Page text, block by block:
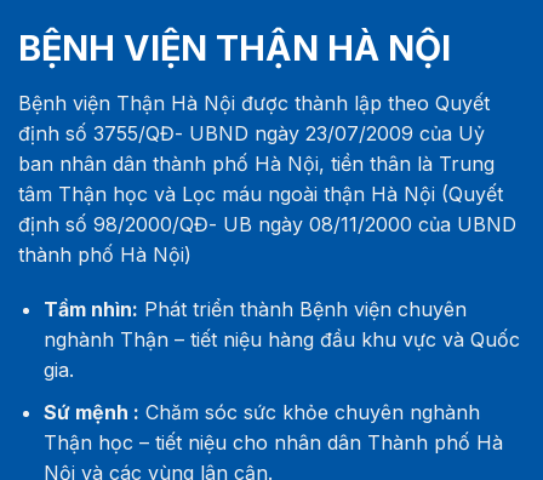
BỆNH VIỆN THẬN HÀ NỘI
Bệnh viện Thận Hà Nội được thành lập theo Quyết
định số 3755/QĐ- UBND ngày 23/07/2009 của Uỷ
ban nhân dân thành phố Hà Nội, tiền thân là Trung
tâm Thận học và Lọc máu ngoài thận Hà Nội (Quyết
định số 98/2000/QĐ- UB ngày 08/11/2000 của UBND
thành phố Hà Nội)
Tầm nhìn: Phát triển thành Bệnh viện chuyên
nghành Thận – tiết niệu hàng đầu khu vực và Quốc
gia.
Sứ mệnh : Chăm sóc sức khỏe chuyên nghành
Thận học – tiết niệu cho nhân dân Thành phố Hà
Nội và các vùng lân cận.